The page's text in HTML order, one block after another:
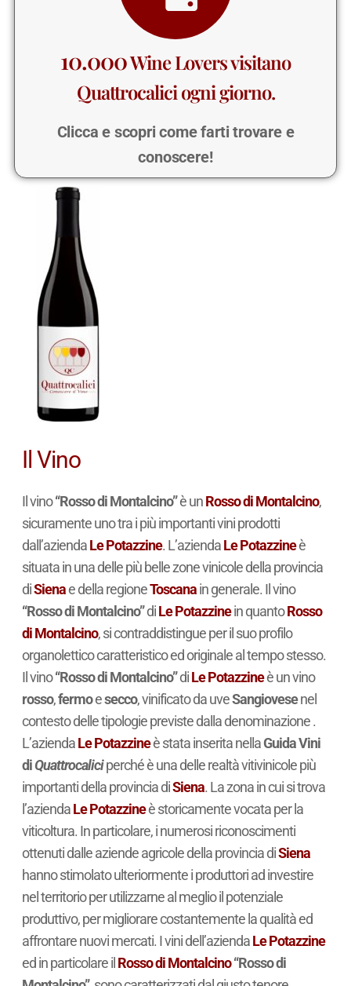
10.000Wine Lovers visitano
Quattrocalici ogni giorno.
Clicca e scopri come farti trovare e
conoscere!
Il Vino
Il vino“Rosso di Montalcino”è unRosso di Montalcino,
sicuramente uno tra i più importanti vini prodotti
dall’aziendaLe Potazzine. L’aziendaLe Potazzineè
situata in una delle più belle zone vinicole della provincia
diSienae della regioneToscanain generale. Il vino
“Rosso di Montalcino”diLe Potazzinein quantoRosso
di Montalcino, si contraddistingue per il suo profilo
organolettico caratteristico ed originale al tempo stesso.
Il vino“Rosso di Montalcino”diLe Potazzineè un vino
rosso,fermoesecco, vinificato da uveSangiovesenel
contesto delle tipologie previste dalla denominazione .
L’aziendaLe Potazzineè stata inserita nellaGuida Vini
diQuattrocaliciperché è una delle realtà vitivinicole più
importanti della provincia diSiena. La zona in cui si trova
l’aziendaLe Potazzineè storicamente vocata per la
viticoltura. In particolare, i numerosi riconoscimenti
ottenuti dalle aziende agricole della provincia diSiena
hanno stimolato ulteriormente i produttori ad investire
nel territorio per utilizzarne al meglio il potenziale
produttivo, per migliorare costantemente la qualità ed
affrontare nuovi mercati. I vini dell’aziendaLe Potazzine
ed in particolare il Rosso di Montalcino“Rosso di